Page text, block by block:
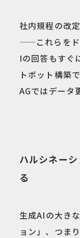
社内規程の改
——これらをド
Iの回答もすぐ
トボット構築
AGではデータ
ハルシネー
る
生成AIの大き
ョン」、つま